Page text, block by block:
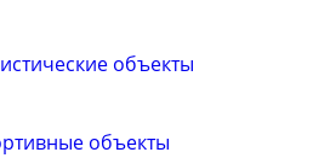
объекты
объекты